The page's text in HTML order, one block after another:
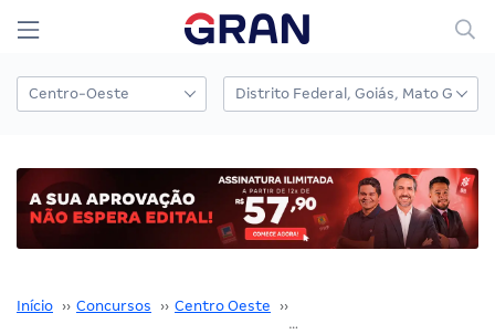
Início ›› Concursos ›› Centro Oeste ››